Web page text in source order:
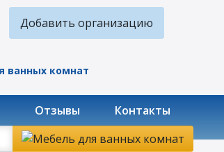
Добавить организацию
Отзывы Контакты